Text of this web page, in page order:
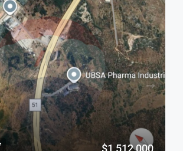
$1,512,000